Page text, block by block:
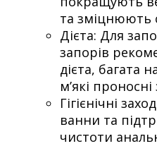
та зміцнюють
Дієта: Для
запорів
дієта, багата
м’які
Гігієнічні
ванни та
чистоти